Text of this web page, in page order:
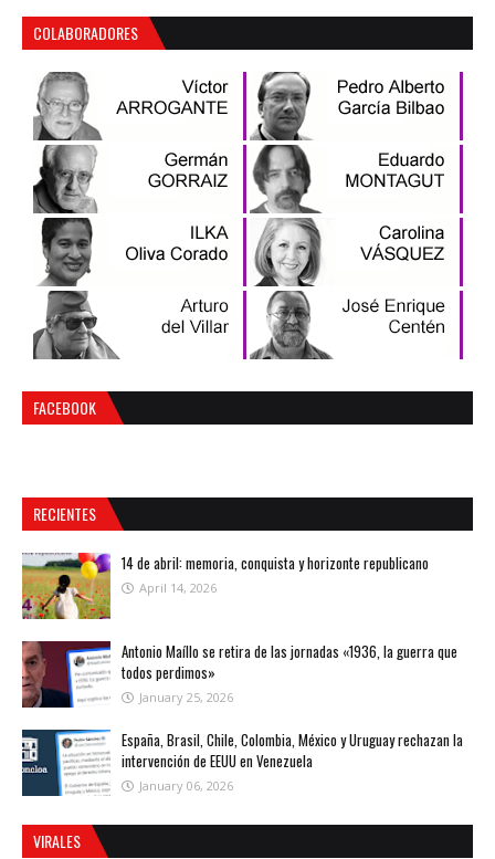
COLABORADORES
FACEBOOK
RECIENTES
14 de abril: memoria, conquista y horizonte republicano
April 14, 2026
Antonio Maíllo se retira de las jornadas «1936, la guerra que
todos perdimos»
January 25, 2026
España, Brasil, Chile, Colombia, México y Uruguay rechazan la
intervención de EEUU en Venezuela
January 06, 2026
VIRALES